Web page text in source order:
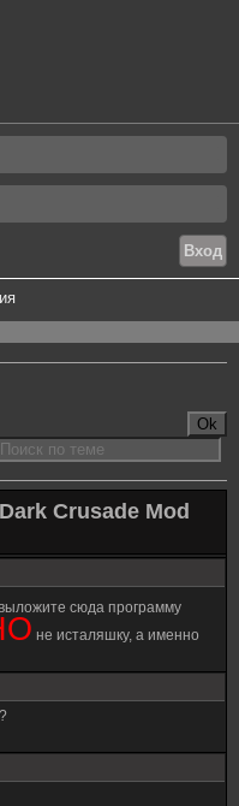
Crusade Mod
выложите сюда программу
не исталяшку, а именно